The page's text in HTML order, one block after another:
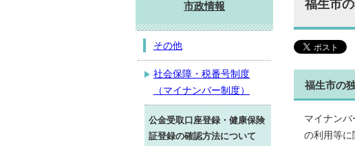
福生市
福生市の
マイナン
の利用等に
市政情報
その他
社会保障・税番号制度
（マイナンバー制度）
公金受取口座登録・健康保険
証登録の確認方法について